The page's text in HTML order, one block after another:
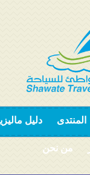
المنتدى دليل
من نحن